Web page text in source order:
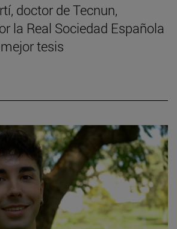
doctor de Tecnun,
la Real Sociedad Española
tesis